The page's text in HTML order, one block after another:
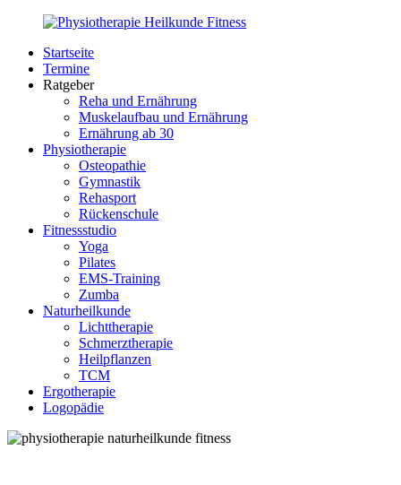
Zurück
Inhalt
PhysioMed-
Fit.de
Gesundheit
Startseite
Termine
Ratgeber
Reha und Ernährung
Muskelaufbau und Ernährung
Ernährung ab 30
Physiotherapie
Osteopathie
Gymnastik
Rehasport
Rückenschule
Fitnessstudio
Yoga
Pilates
EMS-Training
Zumba
Naturheilkunde
Lichttherapie
Schmerztherapie
Heilpflanzen
TCM
Ergotherapie
Logopädie